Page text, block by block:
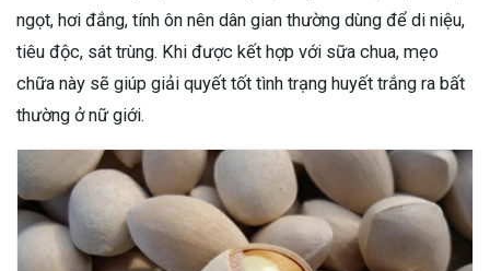
ngọt, hơi đắng, tính ôn nên dân gian thường dùng để di niệu,
tiêu độc, sát trùng. Khi được kết hợp với sữa chua, mẹo
chữa này sẽ giúp giải quyết tốt tình trạng huyết trắng ra bất
thường ở nữ giới.